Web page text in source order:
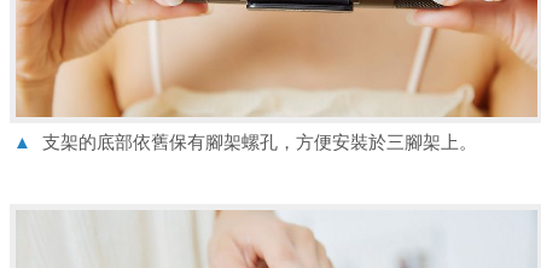
▲ 支架的底部依舊保有腳架螺孔，方便安裝於三腳架上。